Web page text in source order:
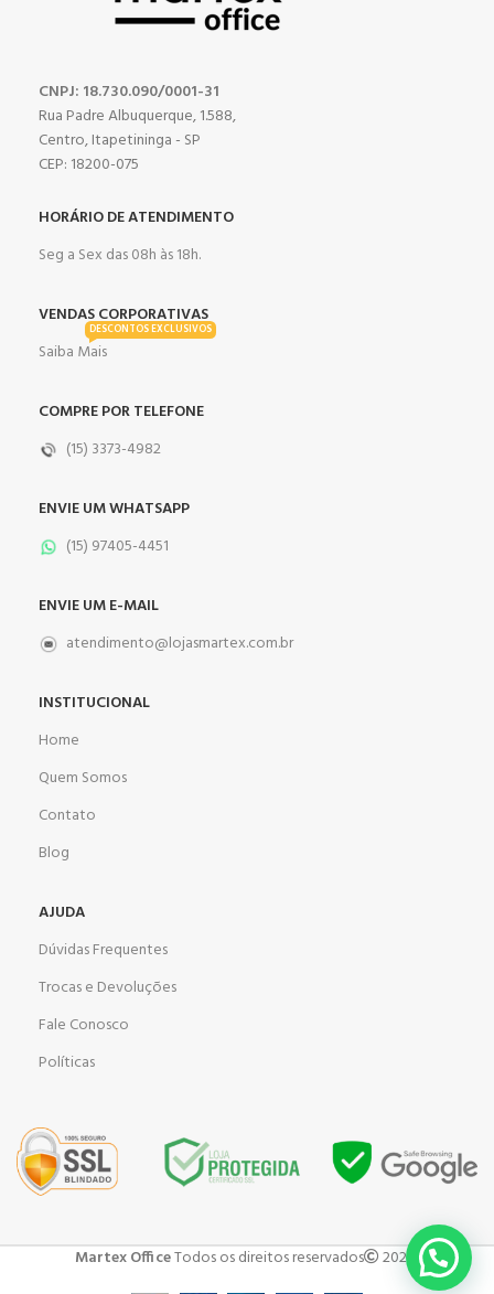
CNPJ: 18.730.090/0001-31
Rua Padre Albuquerque, 1.588,
Centro, Itapetininga - SP
CEP: 18200-075
HORÁRIO DE ATENDIMENTO
Seg a Sex das 08h às 18h.
VENDAS CORPORATIVAS
Saiba Mais
DESCONTOS EXCLUSIVOS
COMPRE POR TELEFONE
(15) 3373-4982
ENVIE UM WHATSAPP
(15) 97405-4451
ENVIE UM E-MAIL
atendimento@lojasmartex.com.br
INSTITUCIONAL
Home
Quem Somos
Contato
Blog
AJUDA
Dúvidas Frequentes
Trocas e Devoluções
Fale Conosco
Políticas
Martex OfficeTodos os direitos reservados 2023 .